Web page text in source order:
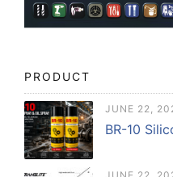
PRODUCT
JUNE 22,
BR-10